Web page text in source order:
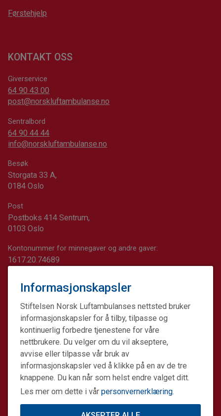
Informasjonskapsler
Stiftelsen Norsk Luftambulanses nettsted bruker
informasjonskapsler for å tilby, tilpasse og
kontinuerlig forbedre tjenestene for våre
nettbrukere. Du velger om du vil akseptere,
avvise eller tilpasse vår bruk av
informasjonskapsler ved å klikke på en av de tre
knappene. Du kan når som helst endre valget ditt.
Les mer om dette i vår personvernerklæring.
Førstehjelp
KONTAKT OSS
Giverservice
64 90 43 00
post@norskluftambulanse.no
Sentralbord
64 90 44 44
info@norskluftambulanse.no
Besøk
Storgata 33 A,
0184 Oslo
Post
Postboks 414 Sentrum,
0103 Oslo
Kontonummer for minnegaver og andre gaver:
1617.20.74689